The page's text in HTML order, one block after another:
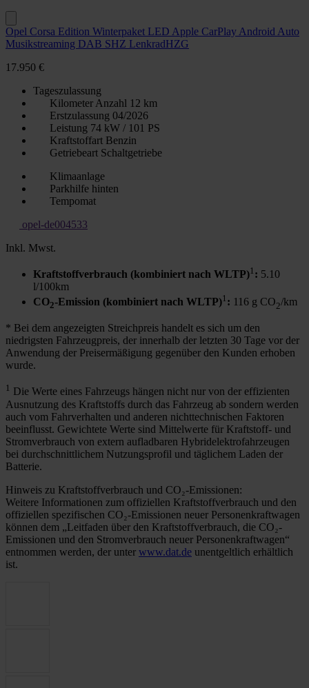
Opel Corsa Edition Winterpaket LED Apple CarPlay Android Auto
Musikstreaming DAB SHZ LenkradHZG
17.950 €
Tageszulassung
Kilometer Anzahl 12 km
Erstzulassung 04/2026
Leistung 74 kW / 101 PS
Kraftstoffart Benzin
Getriebeart Schaltgetriebe
Klimaanlage
Parkhilfe hinten
Tempomat
opel-de004533
Inkl. Mwst.
Kraftstoffverbrauch (kombiniert nach WLTP)1 : 5.10
l/100km
CO2-Emission (kombiniert nach WLTP)1 : 116 g CO2/km
* Bei dem angezeigten Streichpreis handelt es sich um den
niedrigsten Fahrzeugpreis, der innerhalb der letzten 30 Tage vor der
Anwendung der Preisermäßigung gegenüber den Kunden erhoben
wurde.
1 Die Werte eines Fahrzeugs hängen nicht nur von der effizienten
Ausnutzung des Kraftstoffs durch das Fahrzeug ab sondern werden
auch vom Fahrverhalten und anderen nichttechnischen Faktoren
beeinflusst. Gewichtete Werte sind Mittelwerte für Kraftstoff- und
Stromverbrauch von extern aufladbaren Hybridelektrofahrzeugen
bei durchschnittlichem Nutzungsprofil und täglichem Laden der
Batterie.
Hinweis zu Kraftstoffverbrauch und CO₂-Emissionen:
Weitere Informationen zum offiziellen Kraftstoffverbrauch und den
offiziellen spezifischen CO₂-Emissionen neuer Personenkraftwagen
können dem „Leitfaden über den Kraftstoffverbrauch, die CO₂-
Emissionen und den Stromverbrauch neuer Personenkraftwagen“
entnommen werden, der unter www.dat.de unentgeltlich erhältlich
ist.